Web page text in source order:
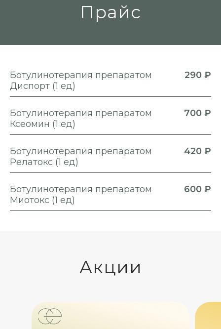
Прайс
Ботулинотерапия препаратом
Диспорт (1 ед)
290 ₽
Ботулинотерапия препаратом
Ксеомин (1 ед)
700 ₽
Ботулинотерапия препаратом
Релатокс (1 ед)
420 ₽
Ботулинотерапия препаратом
Миотокс (1 ед)
600 ₽
Акции